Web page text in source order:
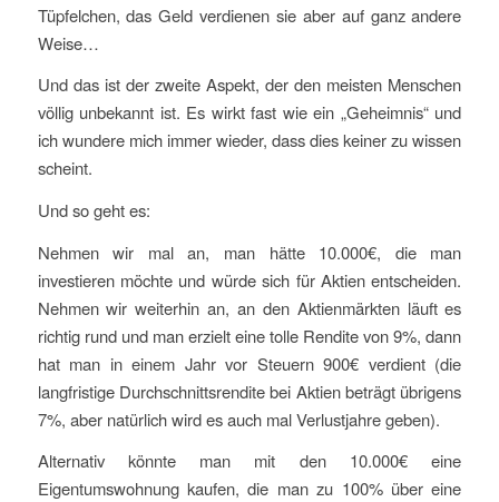
Tüpfelchen, das Geld verdienen sie aber auf ganz andere
Weise…
Und das ist der zweite Aspekt, der den meisten Menschen
völlig unbekannt ist. Es wirkt fast wie ein „Geheimnis“ und
ich wundere mich immer wieder, dass dies keiner zu wissen
scheint.
Und so geht es:
Nehmen wir mal an, man hätte 10.000€, die man
investieren möchte und würde sich für Aktien entscheiden.
Nehmen wir weiterhin an, an den Aktienmärkten läuft es
richtig rund und man erzielt eine tolle Rendite von 9%, dann
hat man in einem Jahr vor Steuern 900€ verdient (die
langfristige Durchschnittsrendite bei Aktien beträgt übrigens
7%, aber natürlich wird es auch mal Verlustjahre geben).
Alternativ könnte man mit den 10.000€ eine
Eigentumswohnung kaufen, die man zu 100% über eine